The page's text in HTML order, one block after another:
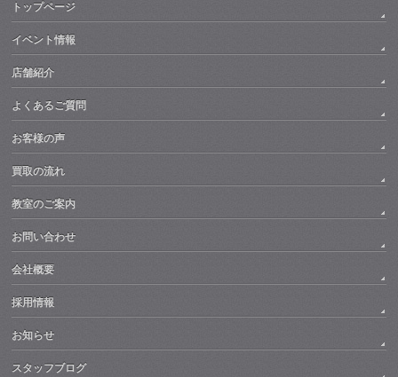
トップページ
イベント情報
店舗紹介
よくあるご質問
お客様の声
買取の流れ
教室のご案内
お問い合わせ
会社概要
採用情報
お知らせ
スタッフブログ